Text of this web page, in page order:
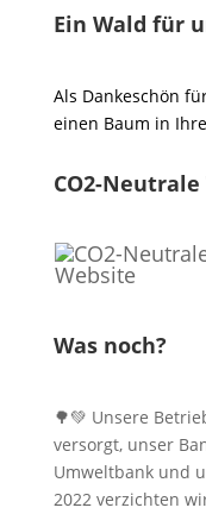
Ein Wald für
Als Dankeschön
einen Baum in
CO2-
Was noch?
🌳💚 Unsere
versorgt, unser
Umweltbank und
2022 verzichten